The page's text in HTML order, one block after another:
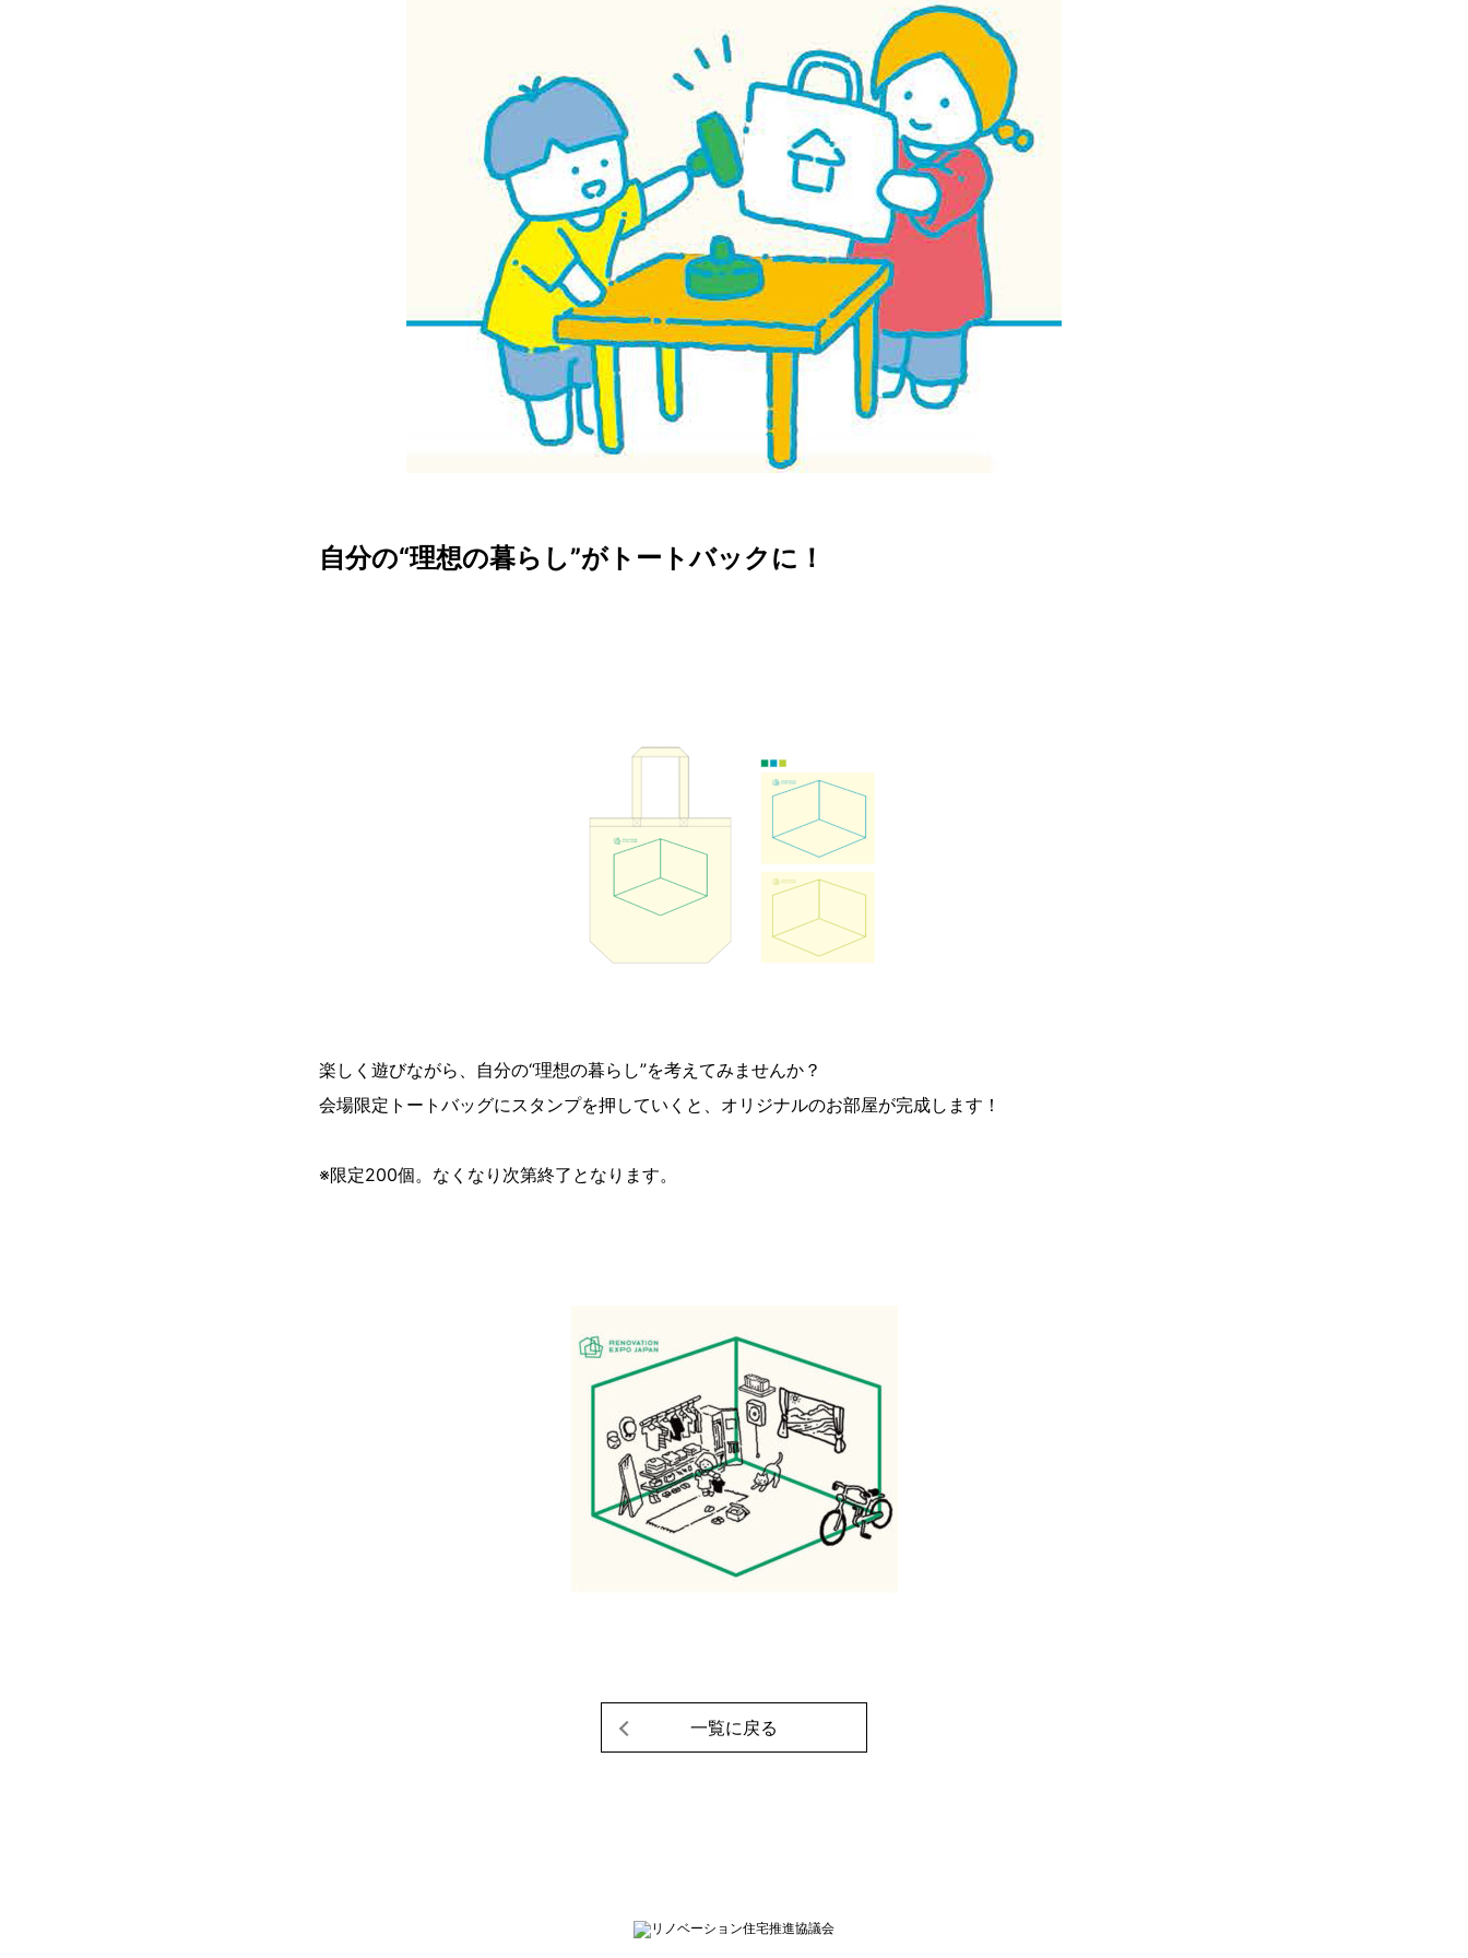
自分の“理想の暮らし”がトートバックに！
楽しく遊びながら、自分の“理想の暮らし”を考えてみませんか？
会場限定トートバッグにスタンプを押していくと、オリジナルのお部屋が完成します！
※限定200個。なくなり次第終了となります。
一覧に戻る